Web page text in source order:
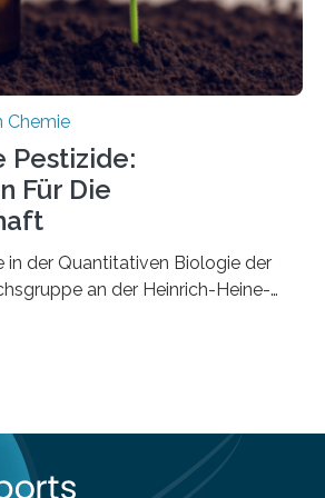
Chemie
Pestizide:
Für Die
in der Quantitativen Biologie der
an der Heinrich-Heine-
wie Bakterien auf
Bundesministerium für Forschung,
(BMFTR) fördert das